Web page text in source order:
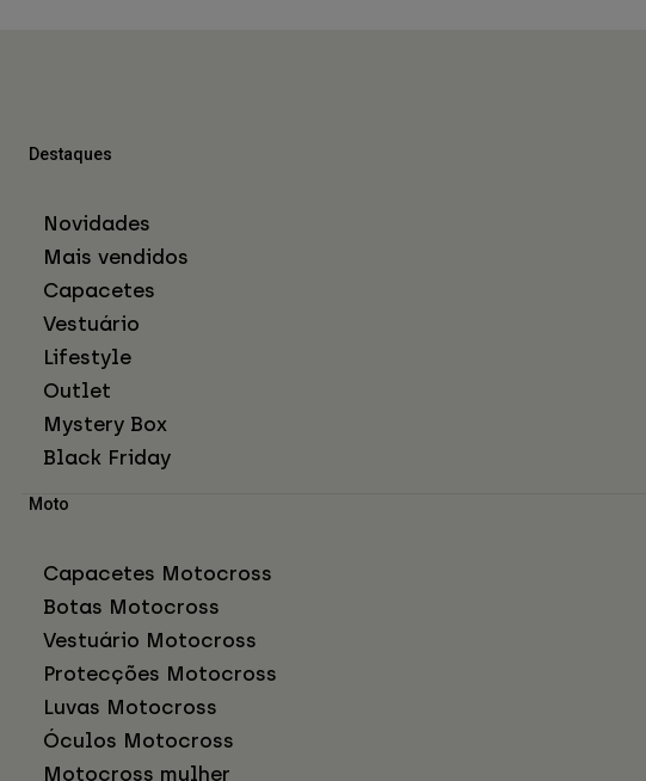
Destaques
Novidades
Mais vendidos
Capacetes
Vestuário
Lifestyle
Outlet
Mystery Box
Black Friday
Moto
Capacetes Motocross
Botas Motocross
Vestuário Motocross
Protecções Motocross
Luvas Motocross
Óculos Motocross
Motocross mulher